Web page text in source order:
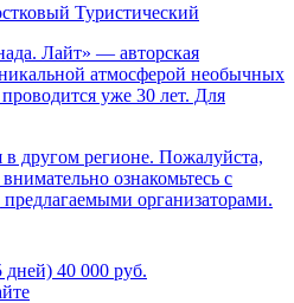
Туристический
Лайт» — авторская
атмосферой необычных
уже 30 лет. Для
в другом регионе. Пожалуйста,
ознакомьтесь с
организаторами.
дней) 40 000 руб.